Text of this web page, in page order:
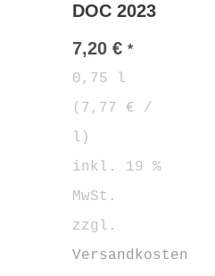
DOC 2023
7,20 € *
0,75
l
( 7,77 € /
l )
inkl. 19 %
MwSt.
zzgl.
Versandkosten